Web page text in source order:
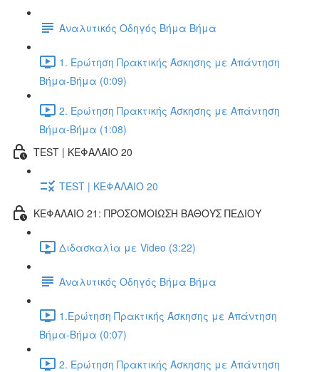
Αναλυτικός Οδηγός Βήμα Βήμα
1. Ερώτηση Πρακτικής Άσκησης με Απάντηση
Βήμα-Βήμα (0:09)
2. Ερώτηση Πρακτικής Άσκησης με Απάντηση
Βήμα-Βήμα (1:08)
TEST | ΚΕΦΑΛΑΙΟ 20
TEST | ΚΕΦΑΛΑΙΟ 20
ΚΕΦΑΛΑΙΟ 21: ΠΡΟΣΟΜΟΙΩΣΗ ΒΑΘΟΥΣ ΠΕΔΙΟΥ
Διδασκαλία με Video (3:22)
Αναλυτικός Οδηγός Βήμα Βήμα
1.Ερώτηση Πρακτικής Άσκησης με Απάντηση
Βήμα-Βήμα (0:07)
2. Ερώτηση Πρακτικής Άσκησης με Απάντηση